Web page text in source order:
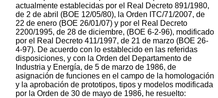
actualmente establecidas por el Real Decreto 891/1980,
de 2 de abril (BOE 12/05/80), la Orden ITC/71/2007, de
22 de enero (BOE 26/01/07) y por el Real Decreto
2200/1995, de 28 de diciembre, (BOE 6-2-96), modificado
por el Real Decreto 411/1997, de 21 de marzo (BOE 26-
4-97). De acuerdo con lo establecido en las referidas
disposiciones, y con la Orden del Departamento de
Industria y Energía, de 5 de marzo de 1986, de
asignación de funciones en el campo de la homologación
y la aprobación de prototipos, tipos y modelos modificada
por la Orden de 30 de mayo de 1986, he resuelto: